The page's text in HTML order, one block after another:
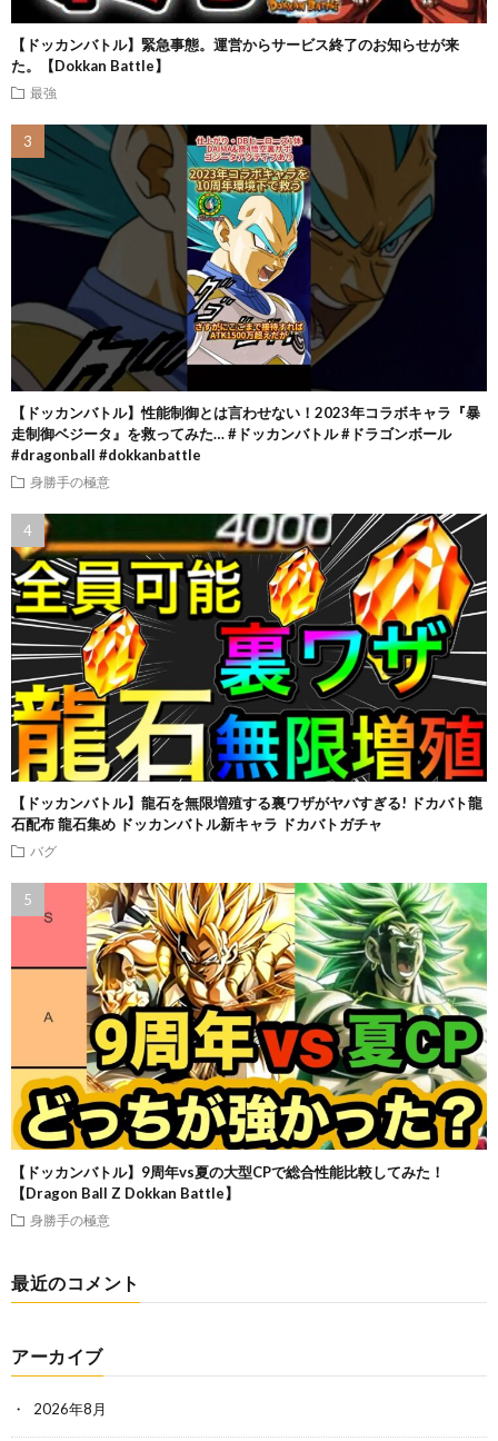
【ドッカンバトル】緊急事態。運営からサービス終了のお知らせが来
た。【Dokkan Battle】
最強
【ドッカンバトル】性能制御とは言わせない！2023年コラボキャラ『暴
走制御ベジータ』を救ってみた… #ドッカンバトル #ドラゴンボール
#dragonball #dokkanbattle
身勝手の極意
【ドッカンバトル】龍石を無限増殖する裏ワザがヤバすぎる! ドカバト龍
石配布 龍石集め ドッカンバトル新キャラ ドカバトガチャ
バグ
【ドッカンバトル】9周年vs夏の大型CPで総合性能比較してみた！
【Dragon Ball Z Dokkan Battle】
身勝手の極意
最近のコメント
アーカイブ
2026年8月